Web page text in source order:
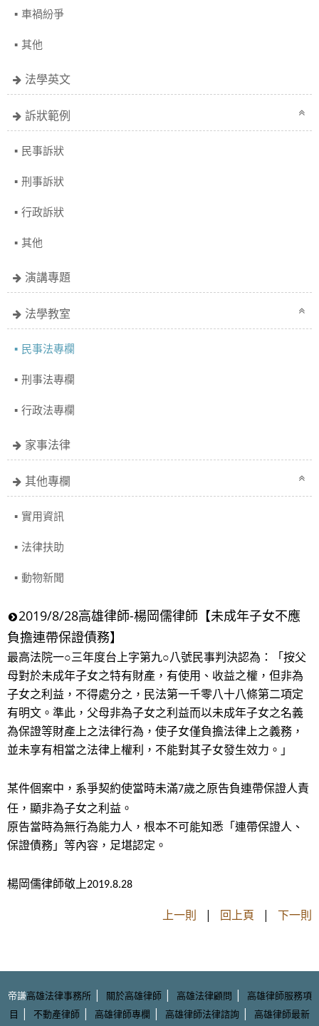
車禍紛爭
其他
法學英文
訴狀範例
民事訴狀
刑事訴狀
行政訴狀
其他
演講專題
法學教室
民事法專欄
刑事法專欄
行政法專欄
家事法律
其他專欄
實用資訊
法律扶助
動物新聞
2019/8/28高雄律師-楊岡儒律師【未成年子女不應
負擔連帶保證債務】
最高法院一○三年度台上字第九○八號民事判決認為：「按父
母對於未成年子女之特有財產，有使用、收益之權，但非為
子女之利益，不得處分之，民法第一千零八十八條第二項定
有明文。準此，父母非為子女之利益而以未成年子女之名義
為保證等財產上之法律行為，使子女僅負擔法律上之義務，
並未享有相當之法律上權利，不能對其子女發生效力。」
某件個案中，系爭契約使當時未滿7歲之原告負連帶保證人責
任，顯非為子女之利益。
原告當時為無行為能力人，根本不可能知悉「連帶保證人、
保證債務」等內容，足堪認定。
楊岡儒律師敬上2019.8.28
上一則 | 回上頁 | 下一則
帝謙高雄法律事務所| 關於高雄律師| 高雄法律顧問 |
高雄律師服務項
目
| 不動產律師 | 高雄律師專欄 | 高雄律師法律諮詢 | 高雄律師最新